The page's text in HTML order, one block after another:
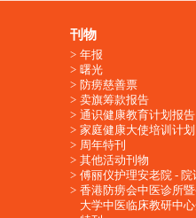
刊物
年报
曙光
防痨慈善票
卖旗筹款报告
通识健康教育计划报告
家庭健康大使培训计划
周年特刊
其他活动刊物
傅丽仪护理安老院 - 院
香港防痨会中医诊所
大学中医临床教研中